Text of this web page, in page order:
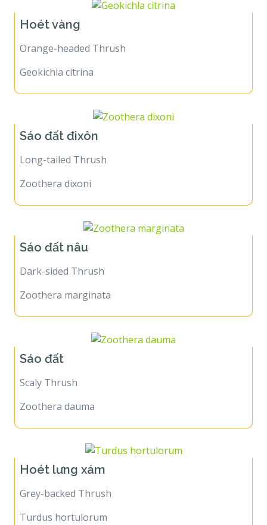
Hoét vàng
Orange-headed Thrush
Geokichla citrina
Sáo đất đixôn
Long-tailed Thrush
Zoothera dixoni
Sáo đất nâu
Dark-sided Thrush
Zoothera marginata
Sáo đất
Scaly Thrush
Zoothera dauma
Hoét lưng xám
Grey-backed Thrush
Turdus hortulorum